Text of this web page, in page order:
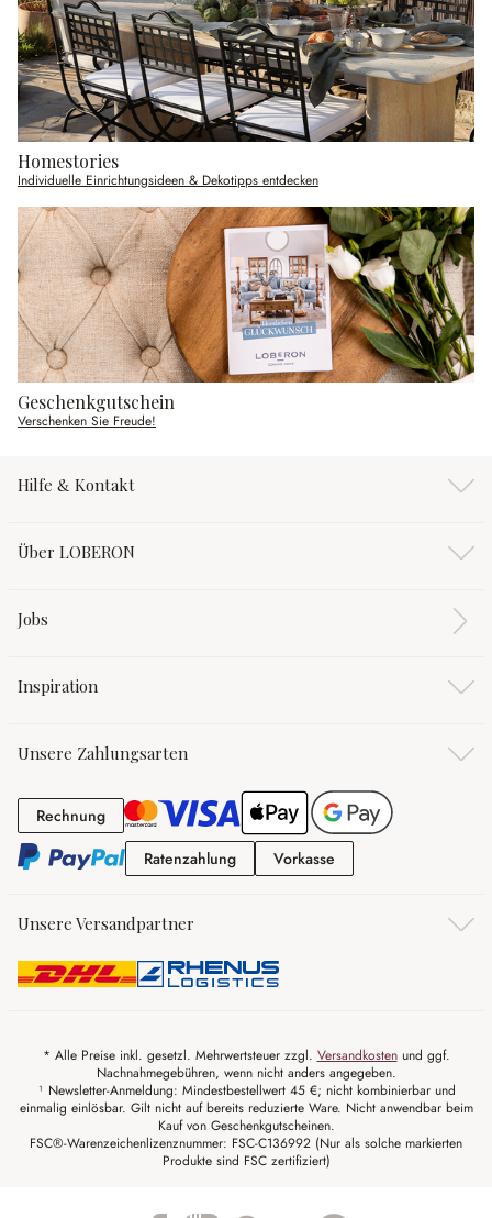
Homestories
Individuelle Einrichtungsideen & Dekotipps entdecken
Geschenkgutschein
Verschenken Sie Freude!
Hilfe & Kontakt
Über LOBERON
Jobs
Inspiration
Unsere Zahlungsarten
RechnungRechnung
RatenzahlungRatenzahlung
Vorkasse
Unsere Versandpartner
* Alle Preise inkl. gesetzl. Mehrwertsteuer zzgl. Versandkostenund ggf.
Nachnahmegebühren, wenn nicht anders angegeben.
¹ Newsletter-Anmeldung: Mindestbestellwert 45 €; nicht kombinierbar und
einmalig einlösbar. Gilt nicht auf bereits reduzierte Ware. Nicht anwendbar beim
Kauf von Geschenkgutscheinen.
FSC®-Warenzeichenlizenznummer: FSC-C136992 (Nur als solche markierten
Produkte sind FSC zertifiziert)